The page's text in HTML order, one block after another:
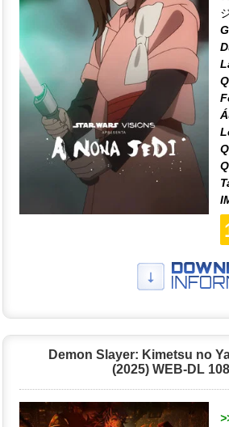
Demon Slayer: Kimetsu no
(2025) WEB-DL